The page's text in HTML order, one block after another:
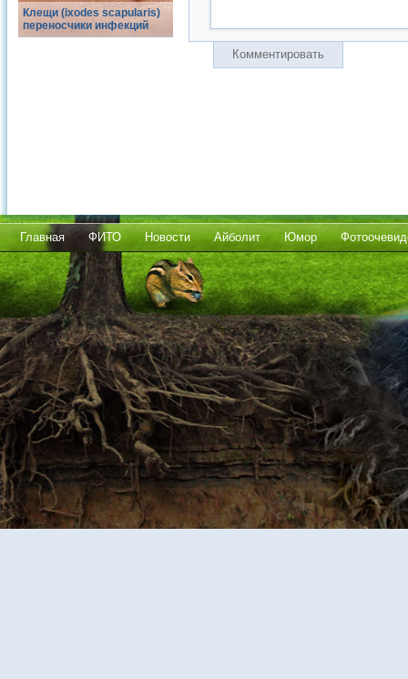
Клещи (ixodes scapularis)
переносчики инфекций
Комментировать
Главная ФИТО Новости Айболит Юмор